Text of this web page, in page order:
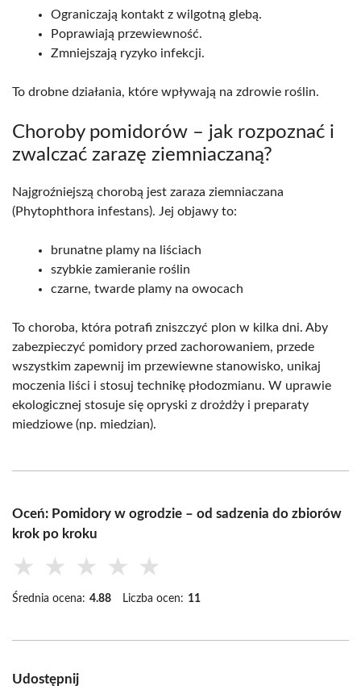
Ograniczają kontakt z wilgotną glebą.
Poprawiają przewiewność.
Zmniejszają ryzyko infekcji.
To drobne działania, które wpływają na zdrowie roślin.
Choroby pomidorów – jak rozpoznać i
zwalczać zarazę ziemniaczaną?
Najgroźniejszą chorobą jest zaraza ziemniaczana
(Phytophthora infestans). Jej objawy to:
brunatne plamy na liściach
szybkie zamieranie roślin
czarne, twarde plamy na owocach
To choroba, która potrafi zniszczyć plon w kilka dni. Aby
zabezpieczyć pomidory przed zachorowaniem, przede
wszystkim zapewnij im przewiewne stanowisko, unikaj
moczenia liści i stosuj technikę płodozmianu. W uprawie
ekologicznej stosuje się opryski z drożdży i preparaty
miedziowe (np. miedzian).
Oceń: Pomidory w ogrodzie – od sadzenia do zbiorów
krok po kroku
★ ★ ★ ★ ★
Średnia ocena: 4.88 Liczba ocen: 11
Udostępnij